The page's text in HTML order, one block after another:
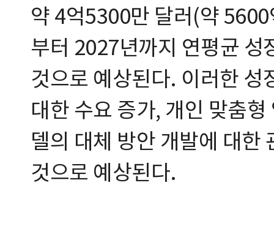
약 4억5300만 달러(약
부터 2027년까지 연평균
것으로 예상된다. 이러한 성
대한 수요 증가, 개인 맞춤
델의 대체 방안 개발에 대한
것으로 예상된다.